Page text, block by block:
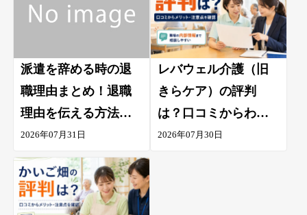
派遣を辞める時の退
職理由まとめ！退職
理由を伝える方法と
手順も紹介
2026年07月31日
レバウェル介護（旧
きらケア）の評判
は？口コミからわか
るメリット・注意点
2026年07月30日